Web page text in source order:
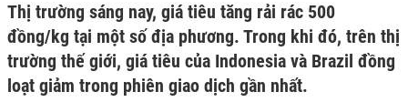
Thị trường sáng nay, giá tiêu tăng rải rác 500
đồng/kg tại một số địa phương. Trong khi đó, trên thị
trường thế giới, giá tiêu của Indonesia và Brazil đồng
loạt giảm trong phiên giao dịch gần nhất.